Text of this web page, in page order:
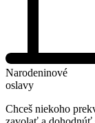
Narodeninové
oslavy
Chceš niekoho